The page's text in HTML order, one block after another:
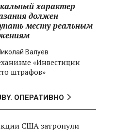
характер
должен
месту реальным
Валуев
«Инвестиции
штрафов»
ОПЕРАТИВНО
США затронули